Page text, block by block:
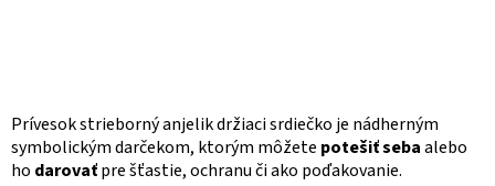
Prívesok strieborný anjelik držiaci srdiečko je nádherným
symbolickým darčekom, ktorým môžete potešiť sebaalebo
ho darovaťpre šťastie, ochranu či ako poďakovanie.